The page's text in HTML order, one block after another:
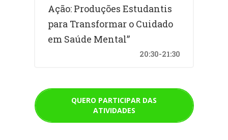
Ação: Produções Estudantis
para Transformar o Cuidado
em Saúde Mental”
20:30-21:30
QUERO PARTICIPAR DAS
ATIVIDADES